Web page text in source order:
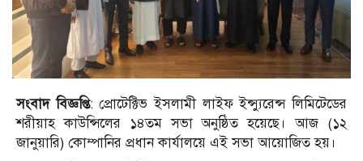
সংবাদ বিজ্ঞপ্তি: প্রোটেক্টিভ ইসলামী লাইফ ইন্স্যুরেন্স লিমিটেডের
শরীয়াহ কাউন্সিলের ১৪তম সভা অনুষ্ঠিত হয়েছে। আজ (১২
জানুয়ারি) কোম্পানির প্রধান কার্যালয়ে এই সভা আয়োজিত হয়।